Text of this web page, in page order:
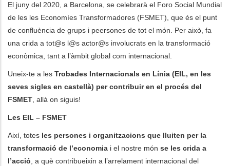
El juny del 2020, a Barcelona, se celebrarà el Foro Social Mundial
de les les Economíes Transformadores (FSMET), que és el punt
de confluència de grups i peersones de tot el món. Per això, fa
una crida a tot@s l@s actor@s involucrats en la transformació
econòmica, tant a l’àmbit global com internacional.
Uneix-te a les Trobades Internacionals en Línia (EIL, en les
seves sigles en castellà) per contribuir en el procés del
FSMET , allà on siguis!
Les EIL – FSMET
Així, totes les persones i organitzacions que lluiten per la
transformació de l’economia i el nostre món se les crida a
l’acció , a què contribueixin a l’arrelament internacional del